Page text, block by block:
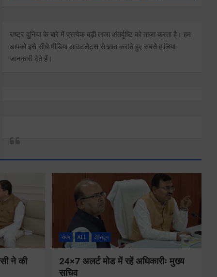
राष्ट्र दुनिया के बारे में प्रत्येक बड़ी ताजा अंतर्दृष्टि को ताज़ा करता है। हम
आपको इसे सीधे मीडिया आउटलेट्स से ज्ञात कराते हुए सबसे हालिया
जानकारी देते हैं।
ने की
राज्य ALL देहरादून
24×7 अलर्ट मोड में रहें अधिकारीः मुख्य
सचिव